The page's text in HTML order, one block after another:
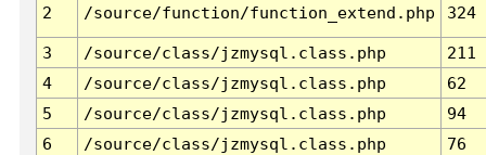
2 /source/function/function_extend.php 324
3 /source/class/jzmysql.class.php
211
4
/source/class/jzmysql.class.php
62
5
/source/class/jzmysql.class.php
94
6
/source/class/jzmysql.class.php 76